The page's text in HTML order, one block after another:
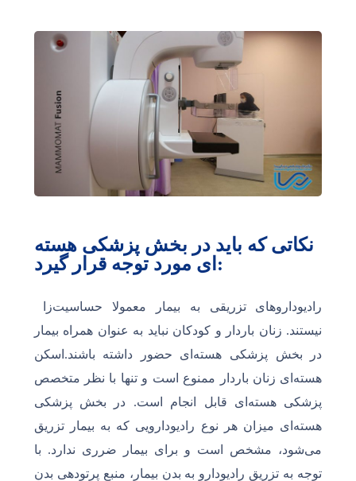
نکاتی که باید در بخش پزشکی هسته
ای مورد توجه قرار گیرد:
نیستند. زنان باردار و کودکان نباید به عنوان همراه بیمار
در بخش پزشکی‌ هسته‌ای حضور داشته باشند.اسکن‌
هسته‌ای زنان باردار ممنوع است و تنها با نظر متخصص
پزشکی هسته‌ای قابل انجام است. در بخش پزشکی
هسته‌ای میزان هر نوع رادیودارویی که به بیمار تزریق
می‌شود، مشخص است و برای بیمار ضرری ندارد. با
توجه به تزریق رادیودارو به بدن بیمار، منبع پرتودهی بدن